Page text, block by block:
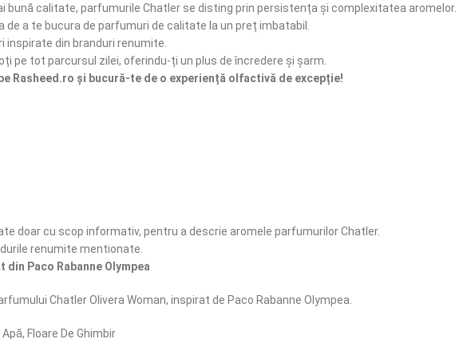
bună calitate, parfumurile Chatler se disting prin persistența și complexitatea aromelor.
a te bucura de parfumuri de calitate la un preț imbatabil.
inspirate din branduri renumite.
pe tot parcursul zilei, oferindu-ți un plus de încredere și șarm.
Rasheed.ro și bucură-te de o experiență olfactivă de excepție!
doar cu scop informativ, pentru a descrie aromele parfumurilor Chatler.
renumite mentionate.
Paco Rabanne Olympea
Chatler Olivera Woman, inspirat de Paco Rabanne Olympea.
Floare De Ghimbir